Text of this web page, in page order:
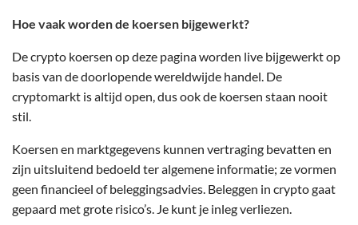
Hoe vaak worden de koersen bijgewerkt?
De crypto koersen op deze pagina worden live bijgewerkt op
basis van de doorlopende wereldwijde handel. De
cryptomarkt is altijd open, dus ook de koersen staan nooit
stil.
Koersen en marktgegevens kunnen vertraging bevatten en
zijn uitsluitend bedoeld ter algemene informatie; ze vormen
geen financieel of beleggingsadvies. Beleggen in crypto gaat
gepaard met grote risico’s. Je kunt je inleg verliezen.